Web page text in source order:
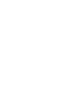
傳統的黑色、
的棉質、透氣